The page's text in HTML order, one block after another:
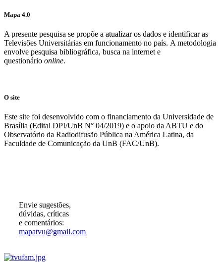
Mapa 4.0
A presente pesquisa se propõe a atualizar os dados e identificar as
Televisões Universitárias em funcionamento no país. A metodologia
envolve pesquisa bibliográfica, busca na internet e
questionário online.
O site
Este site foi desenvolvido com o financiamento da Universidade de
Brasília (Edital DPI/UnB N° 04/2019) e o apoio da ABTU e do
Observatório da Radiodifusão Pública na América Latina, da
Faculdade de Comunicação da UnB (FAC/UnB).
Envie sugestões,
dúvidas, críticas
e comentários:
mapatvu@gmail.com